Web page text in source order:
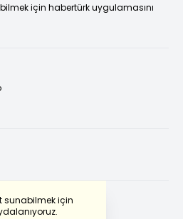
sunabilmek için
için habertürk uygulamasını